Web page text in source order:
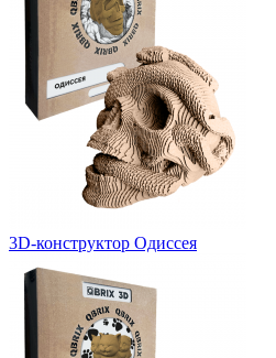
3D-конструктор Одиссея